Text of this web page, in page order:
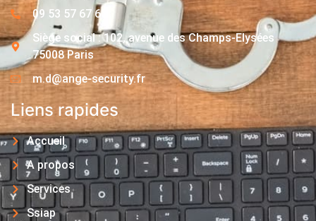
09 53 57 67 63
Siège social : 102, avenue des Champs-Elysées
75008 Paris
m.d@ange-security.fr
Liens rapides
Accueil
A propos
Services
Ssiap